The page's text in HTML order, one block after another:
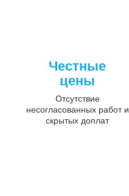
Честные
цены
Отсутствие
несогласованных работ и
скрытых доплат